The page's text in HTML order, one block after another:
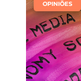
OPINIÕES